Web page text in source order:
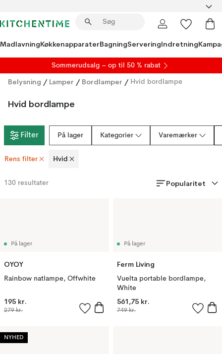
MadlavningKøkkenapparaterBagningServeringIndretning
Sommerudsalg – op til 50 % rabat
Belysning / Lamper / Bordlamper / Hvid bordlampe
Hvid bordlampe
Filter På lager Kategorier Varemærker
Rens filter Hvid
130 resultater Popularitet
På lager
OYOY
Rainbow natlampe, Offwhite
195 kr.
279 kr.
På lager
Ferm Living
Vuelta portable bordlampe,
White
561,75 kr.
749 kr.
NYHED